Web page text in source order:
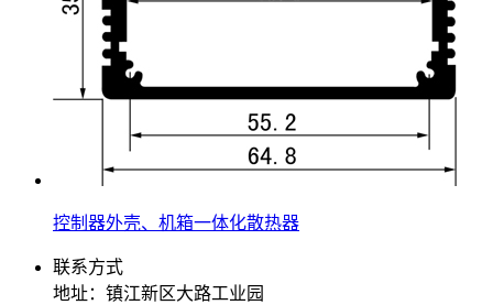
控制器外壳、机箱一体化散热器
联系方式
地址：镇江新区大路工业园